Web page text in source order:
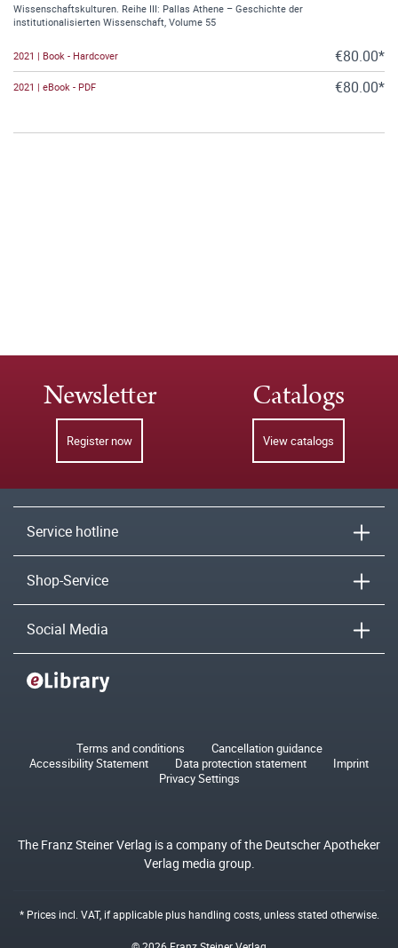
Wissenschaftskulturen. Reihe III: Pallas Athene – Geschichte der
institutionalisierten Wissenschaft, Volume 55
2021 | Book - Hardcover €80.00*
2021 | eBook - PDF €80.00*
Newsletter
Register now
Catalogs
View catalogs
Service hotline
Shop-Service
Social Media
Terms and conditions
Cancellation guidance
Accessibility Statement
Data protection statement
Imprint
Privacy Settings
The Franz Steiner Verlag is a company of the Deutscher Apotheker
Verlag media group.
* Prices incl. VAT, if applicable plushandling costs, unless stated otherwise.